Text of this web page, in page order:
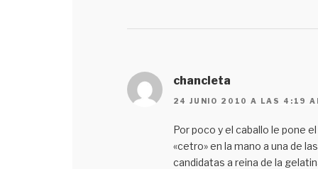
chancleta
24 JUNIO 2010 A LAS 4:19
Por poco y el caballo le pone el
«cetro» en la mano a una de las
candidatas a reina de la